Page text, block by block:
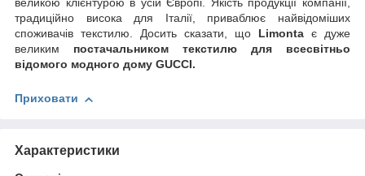
великою клієнтурою в усій Європі. Якість продукції компанії,
традиційно висока для Італії, приваблює найвідоміших
споживачів текстилю. Досить сказати, що Limonta є дуже
великим постачальником текстилю для всесвітньо
відомого модного дому GUСCI.
Приховати
Характеристики